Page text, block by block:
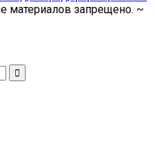
материалов запрещено. ~